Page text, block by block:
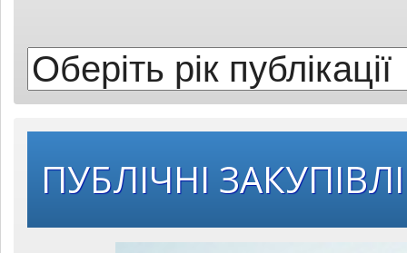
публікації:
ПУБЛІЧНІ ЗАКУПІВЛІ